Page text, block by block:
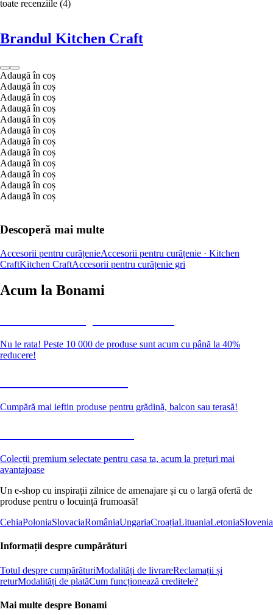
toate recenziile (4)
Brandul Kitchen Craft
Adaugă în coș
Adaugă în coș
Adaugă în coș
Adaugă în coș
Adaugă în coș
Adaugă în coș
Adaugă în coș
Adaugă în coș
Adaugă în coș
Adaugă în coș
Adaugă în coș
Adaugă în coș
Descoperă mai multe
Accesorii pentru curățenieAccesorii pentru curățenie · Kitchen
CraftKitchen CraftAccesorii pentru curățenie gri
Acum la Bonami
Nu le rata! Peste 10 000 de produse sunt acum cu până la 40%
reducere!
Cumpără mai ieftin produse pentru grădină, balcon sau terasă!
Colecții premium selectate pentru casa ta, acum la prețuri mai
avantajoase
Un e-shop cu inspirații zilnice de amenajare și cu o largă ofertă de
produse pentru o locuință frumoasă!
CehiaPoloniaSlovaciaRomâniaUngariaCroațiaLituaniaLetoniaSlovenia
Informații despre cumpărături
Totul despre cumpărăturiModalități de livrareReclamații și
returModalități de platăCum funcționează creditele?
Mai multe despre Bonami